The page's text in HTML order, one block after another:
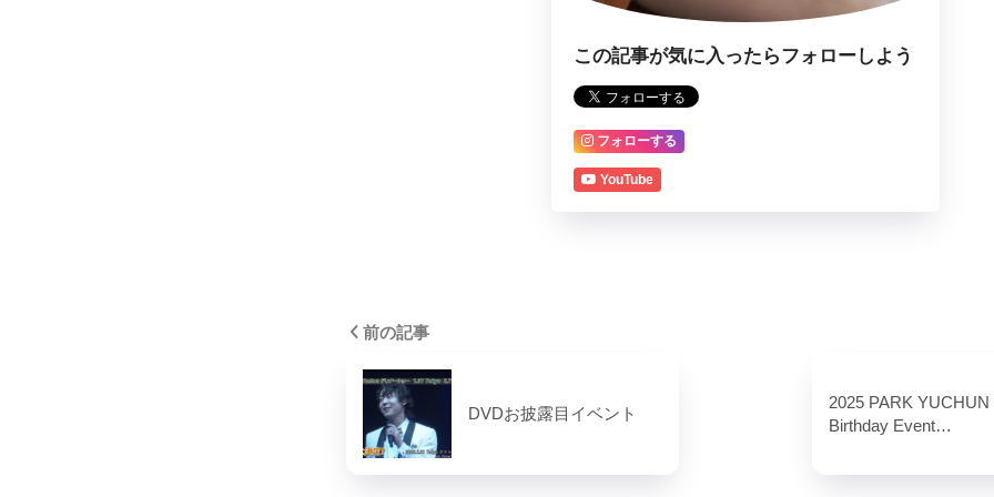
この記事が気に入ったらフォローしよう
フォローする
YouTube
前の記事
DVDお披露目イベント
2025 PARK YUCHUN
Birthday Event…